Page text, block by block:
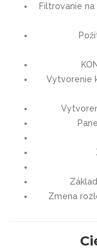
Filtrovanie
Vytvorenie
Zmena